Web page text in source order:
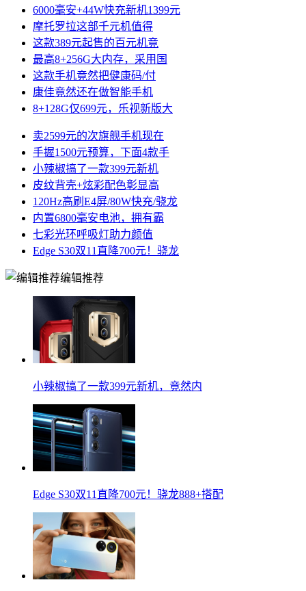
6000毫安+44W快充新机1399元
摩托罗拉这部千元机值得
这款389元起售的百元机竟
最高8+256G大内存，采用国
这款手机竟然把健康码/付
康佳竟然还在做智能手机
8+128G仅699元，乐视新版大
卖2599元的次旗舰手机现在
手握1500元预算，下面4款手
小辣椒搞了一款399元新机
皮纹背壳+炫彩配色彰显高
120Hz高刷E4屏/80W快充/骁龙
内置6800毫安电池，拥有霸
七彩光环呼吸灯助力颜值
Edge S30双11直降700元！骁龙
编辑推荐
小辣椒搞了一款399元新机，竟然内
Edge S30双11直降700元！骁龙888+搭配